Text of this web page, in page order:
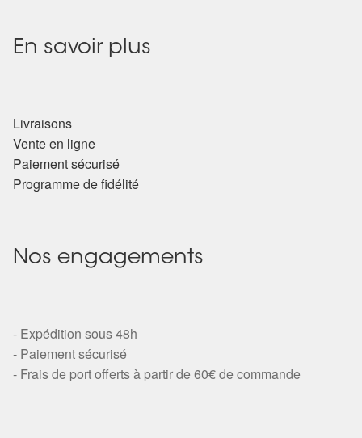
En savoir plus
Livraisons
Vente en ligne
Paiement sécurisé
Programme de fidélité
Nos engagements
- Expédition sous 48h
- Paiement sécurisé
- Frais de port offerts à partir de 60€ de commande